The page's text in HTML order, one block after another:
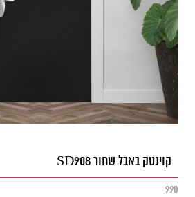
קוינטק באבל שחור SD908
990